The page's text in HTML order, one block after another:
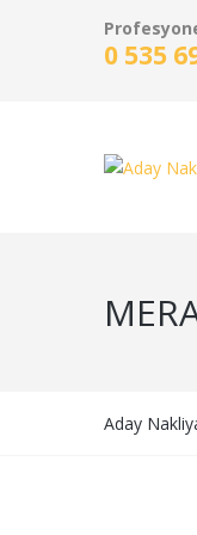
0 535
Aday